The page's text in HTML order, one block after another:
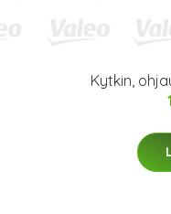
Kytkin,